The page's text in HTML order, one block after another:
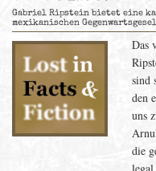
Gabriel Ripstein bietet eine
mexikanischen
Das
sind
den
uns
die